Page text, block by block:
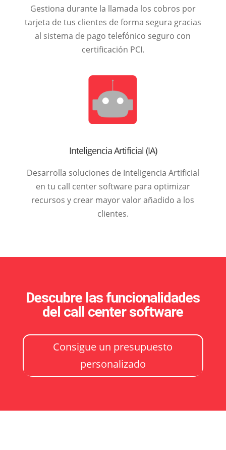
Gestiona durante la llamada los cobros por
tarjeta de tus clientes de forma segura gracias
al sistema de pago telefónico seguro con
certificación PCI.
Inteligencia Artificial (IA)
Desarrolla soluciones de Inteligencia Artificial
en tu call center software para optimizar
recursos y crear mayor valor añadido a los
clientes.
Descubre las funcionalidades
del call center software
Consigue un presupuesto
personalizado